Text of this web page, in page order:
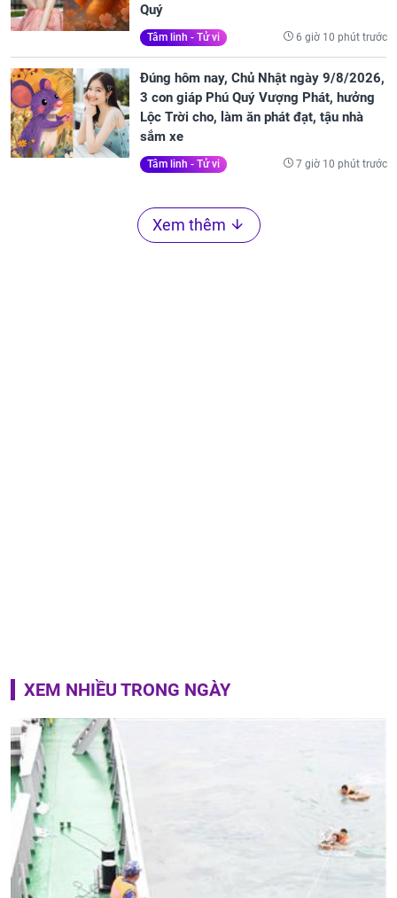
Quý
Tâm linh - Tử vi 6 giờ 10 phút trước
Đúng hôm nay, Chủ Nhật ngày 9/8/2026,
3 con giáp Phú Quý Vượng Phát, hưởng
Lộc Trời cho, làm ăn phát đạt, tậu nhà
sắm xe
Tâm linh - Tử vi 7 giờ 10 phút trước
Xem thêm
XEM NHIỀU TRONG NGÀY